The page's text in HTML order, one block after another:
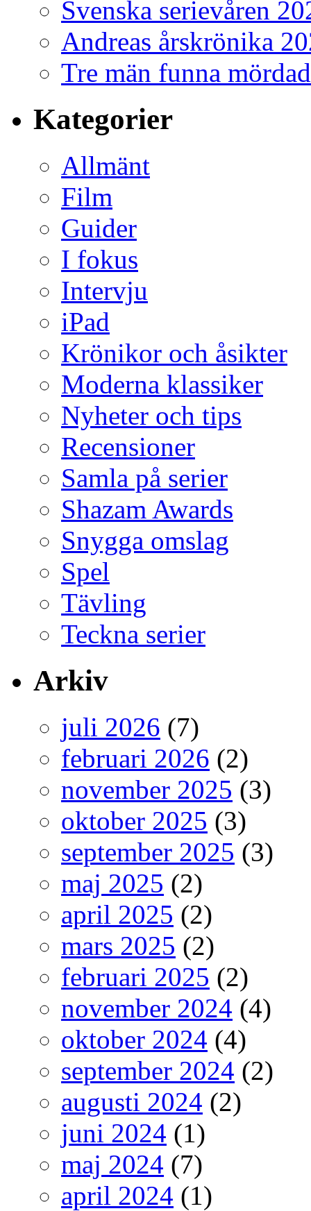
Svenska serievåren
Andreas årskrönika
Tre män funna
Kategorier
Allmänt
Film
Guider
I fokus
Intervju
iPad
Krönikor och åsikter
Moderna klassiker
Nyheter och tips
Recensioner
Samla på serier
Shazam Awards
Snygga omslag
Spel
Tävling
Teckna serier
Arkiv
juli 2026 (7)
februari 2026 (2)
november 2025 (3)
oktober 2025 (3)
september 2025 (3)
maj 2025 (2)
april 2025 (2)
mars 2025 (2)
februari 2025 (2)
november 2024 (4)
oktober 2024 (4)
september 2024 (2)
augusti 2024 (2)
juni 2024 (1)
maj 2024 (7)
april 2024 (1)